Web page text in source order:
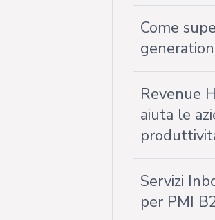
Come
Revenue
aiuta le
Servizi
per PMI